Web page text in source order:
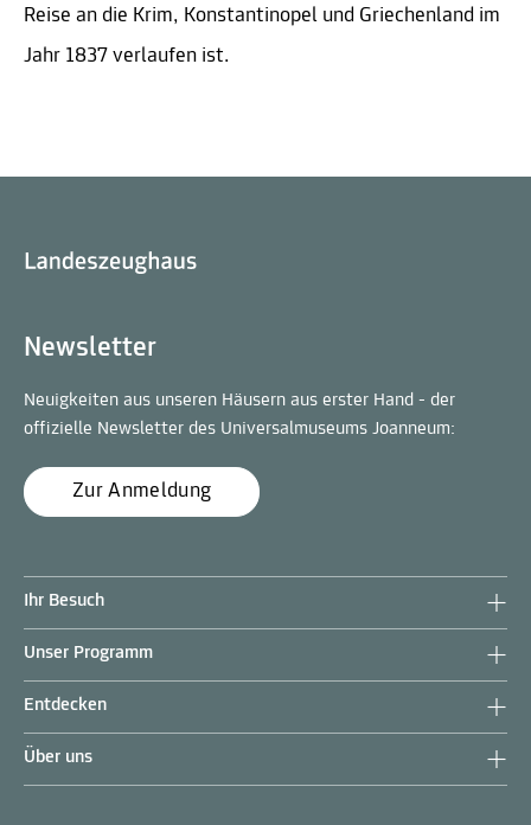
Reise an die Krim, Konstantinopel und Griechenland im
Jahr 1837 verlaufen ist.
Newsletter
Neuigkeiten aus unseren Häusern aus erster Hand - der
offizielle Newsletter des Universalmuseums Joanneum:
Zur Anmeldung
Ihr Besuch
Unser Programm
Entdecken
Über uns